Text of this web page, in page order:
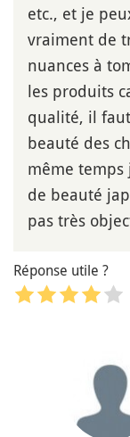
etc., et je
vraiment de
nuances à
les produits
qualité, il
beauté des
même temps
de beauté
pas très
Réponse utile ?